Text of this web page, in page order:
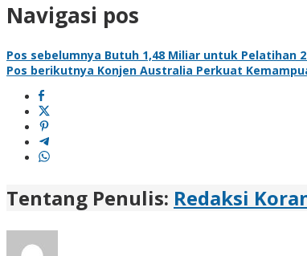
Navigasi pos
Pos sebelumnya Butuh 1,48 Miliar untuk Pelatihan
Pos berikutnya Konjen Australia Perkuat
Tentang Penulis: Redaksi